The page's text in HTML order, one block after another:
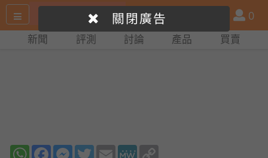
尋
產
品
比
會
員
0
新聞 評測 討論 產品 買賣
WhatsAppFacebookMessenger
TwitterEmail MeWe
關閉廣告